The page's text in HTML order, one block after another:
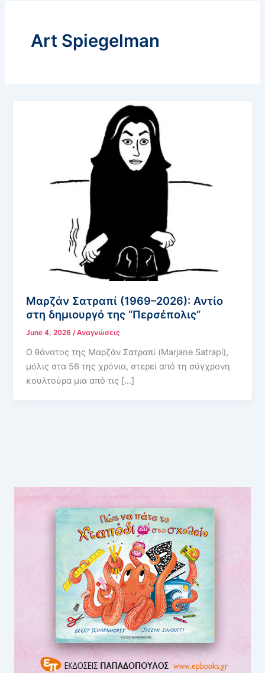
Art Spiegelman
Μαρζάν Σατραπί (1969–2026): Αντίο
στη δημιουργό της “Περσέπολις”
June 4, 2026 /Αναγνώσεις
Ο θάνατος της Μαρζάν Σατραπί (Marjane Satrapi),
μόλις στα 56 της χρόνια, στερεί από τη σύγχρονη
κουλτούρα μια από τις […]